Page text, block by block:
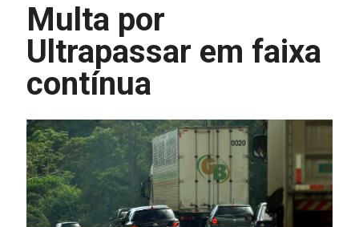
Multa por
Ultrapassar em faixa
contínua